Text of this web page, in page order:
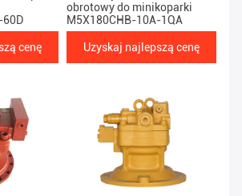
60D
cenę
obrotowy do minikoparki
M5X180CHB-10A-1QA
Uzyskaj najlepszą cenę